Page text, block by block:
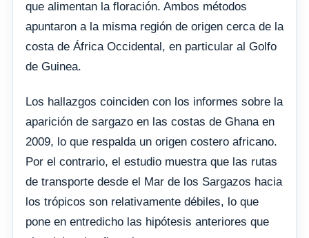
que alimentan la floración. Ambos métodos
apuntaron a la misma región de origen cerca de la
costa de África Occidental, en particular al Golfo
de Guinea.
Los hallazgos coinciden con los informes sobre la
aparición de sargazo en las costas de Ghana en
2009, lo que respalda un origen costero africano.
Por el contrario, el estudio muestra que las rutas
de transporte desde el Mar de los Sargazos hacia
los trópicos son relativamente débiles, lo que
pone en entredicho las hipótesis anteriores que